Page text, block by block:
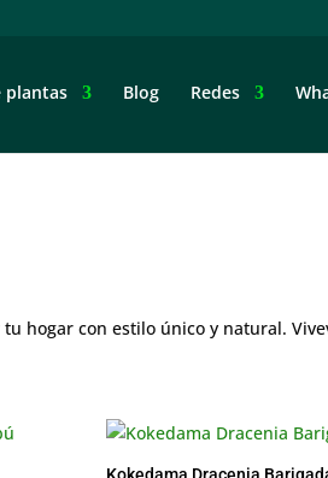
plantas Blog Redes
hogar con estilo único y natural.